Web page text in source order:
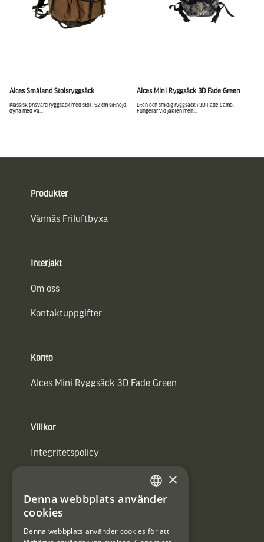
Alces Småland Stolsryggsäck
Klassisk prisvärd ryggsäck med stol , 52 cm sitthöjd,
dyna med vä...
Alces Mini Ryggsäck 3D Fade Green
Liten och smidig ryggsäck i 3D Fade Camo.
Fungerar vid jakten men...
Produkter
Vännäs Friluftbyxa
Interjakt
Om oss
Kontaktuppgifter
Konto
Alces Mini Ryggsäck 3D Fade Green
Villkor
Integritetspolicy
#Interjaktfamily SWEDISH
×
Denna webbplats använder
cookies
Denna webbplats använder cookies för att